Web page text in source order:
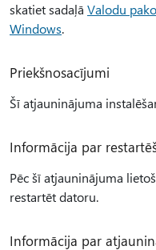
skatiet sadaļā Valodu
Windows.
Priekšnosacījumi
Šī atjauninājuma
Informācija par
Pēc šī atjauninājuma
restartēt datoru.
Informācija par